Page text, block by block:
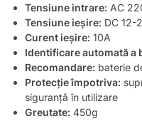
Tensiune intrare: AC
Tensiune ieșire: DC 12-
Curent ieșire: 10A
Identificare automată a
Recomandare: baterie
Protecție împotriva:
siguranță în utilizare
Greutate: 450g